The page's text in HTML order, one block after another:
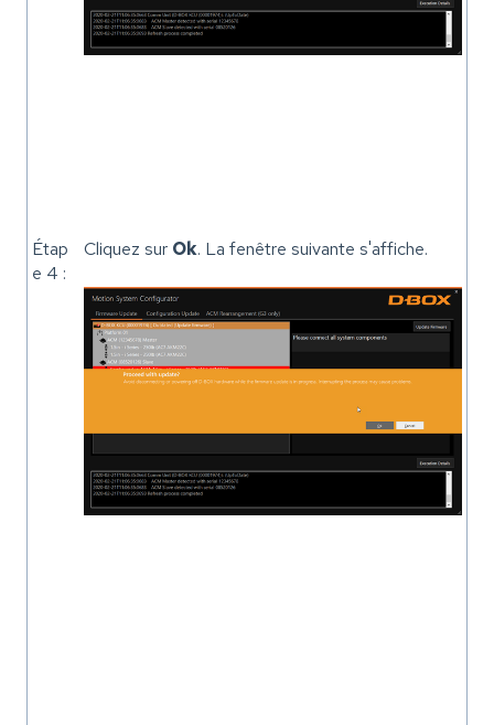
Étap
e 4 :
Cliquez sur Ok. La fenêtre suivante s'affiche.